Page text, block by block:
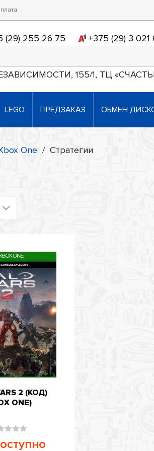
(29) 255 26 75 +375 (29) 3 021
155/1, ТЦ
LEGO ПРЕДЗАКАЗ ОБМЕН
One / Стратегии
2 (КОД)
ONE)